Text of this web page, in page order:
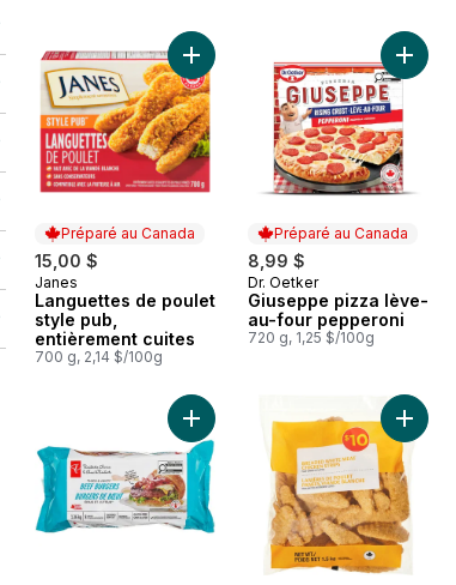
Préparé au Canada
15,00 $
Préparé au Canada
Janes
Languettes de poulet
style pub,
entièrement cuites
700 g, 2,14 $/100g
Ajouter Languettes de poulet
Préparé au Canada
8,99 $
Préparé au Canada
Dr. Oetker
Giuseppe pizza lève-
au-four pepperoni
720 g, 1,25 $/100g
Ajouter Burgers de boeuf épais